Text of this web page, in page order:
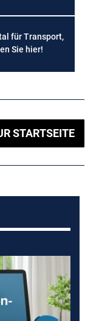
für Transport,
Sie hier!
STARTSEITE